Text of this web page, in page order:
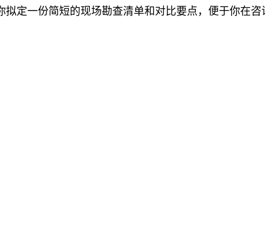
定一份简短的现场勘查清单和对比要点，便于你在